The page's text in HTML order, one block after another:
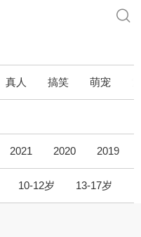
真人 搞笑 萌宠
2021 2020 2019
10-12岁 13-17岁